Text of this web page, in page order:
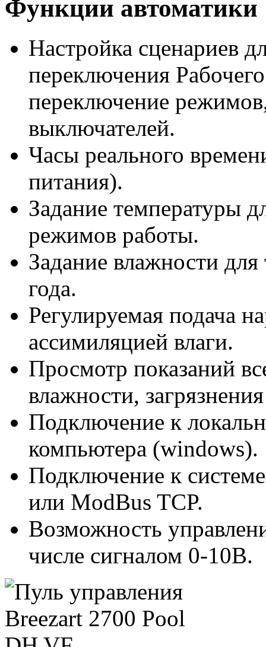
Функции автоматики
Настройка сценариев
переключения
переключение
выключателей.
Часы реального
питания).
Задание температуры
режимов работы.
Задание влажности
года.
Регулируемая подача
ассимиляцией влаги.
Просмотр показаний
влажности,
Подключение к
компьютера (windows).
Подключение к
или ModBus TCP.
Возможность
числе сигналом 0-10В.